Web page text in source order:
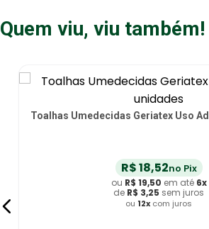
Quem viu, viu também!
Toalhas Umedecidas Geriatex Uso
R$18,52no Pix
ou R$ 19,50 em até 6x
de R$ 3,25 sem juros
ou 12x com juros